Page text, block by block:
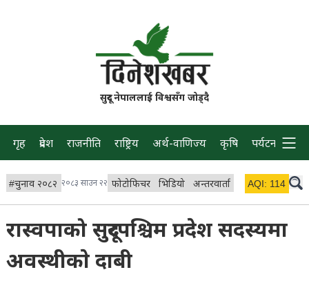
सुदूर नेपाललाई विश्वसँग जोड्दै
गृह प्रदेश राजनीति राष्ट्रिय अर्थ-वाणिज्य कृषि पर्यटन प्रवास
#चुनाव २०८२ २०८३ साउन २२ फोटोफिचर भिडियो अन्तरवार्ता विचार/ब्लग
AQI: 114
रास्वपाको सुदूरपश्चिम प्रदेश सदस्यमा
अवस्थीकाे दाबी